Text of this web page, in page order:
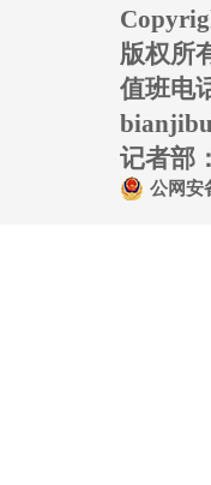
版权所
值班电
记者部
公网安